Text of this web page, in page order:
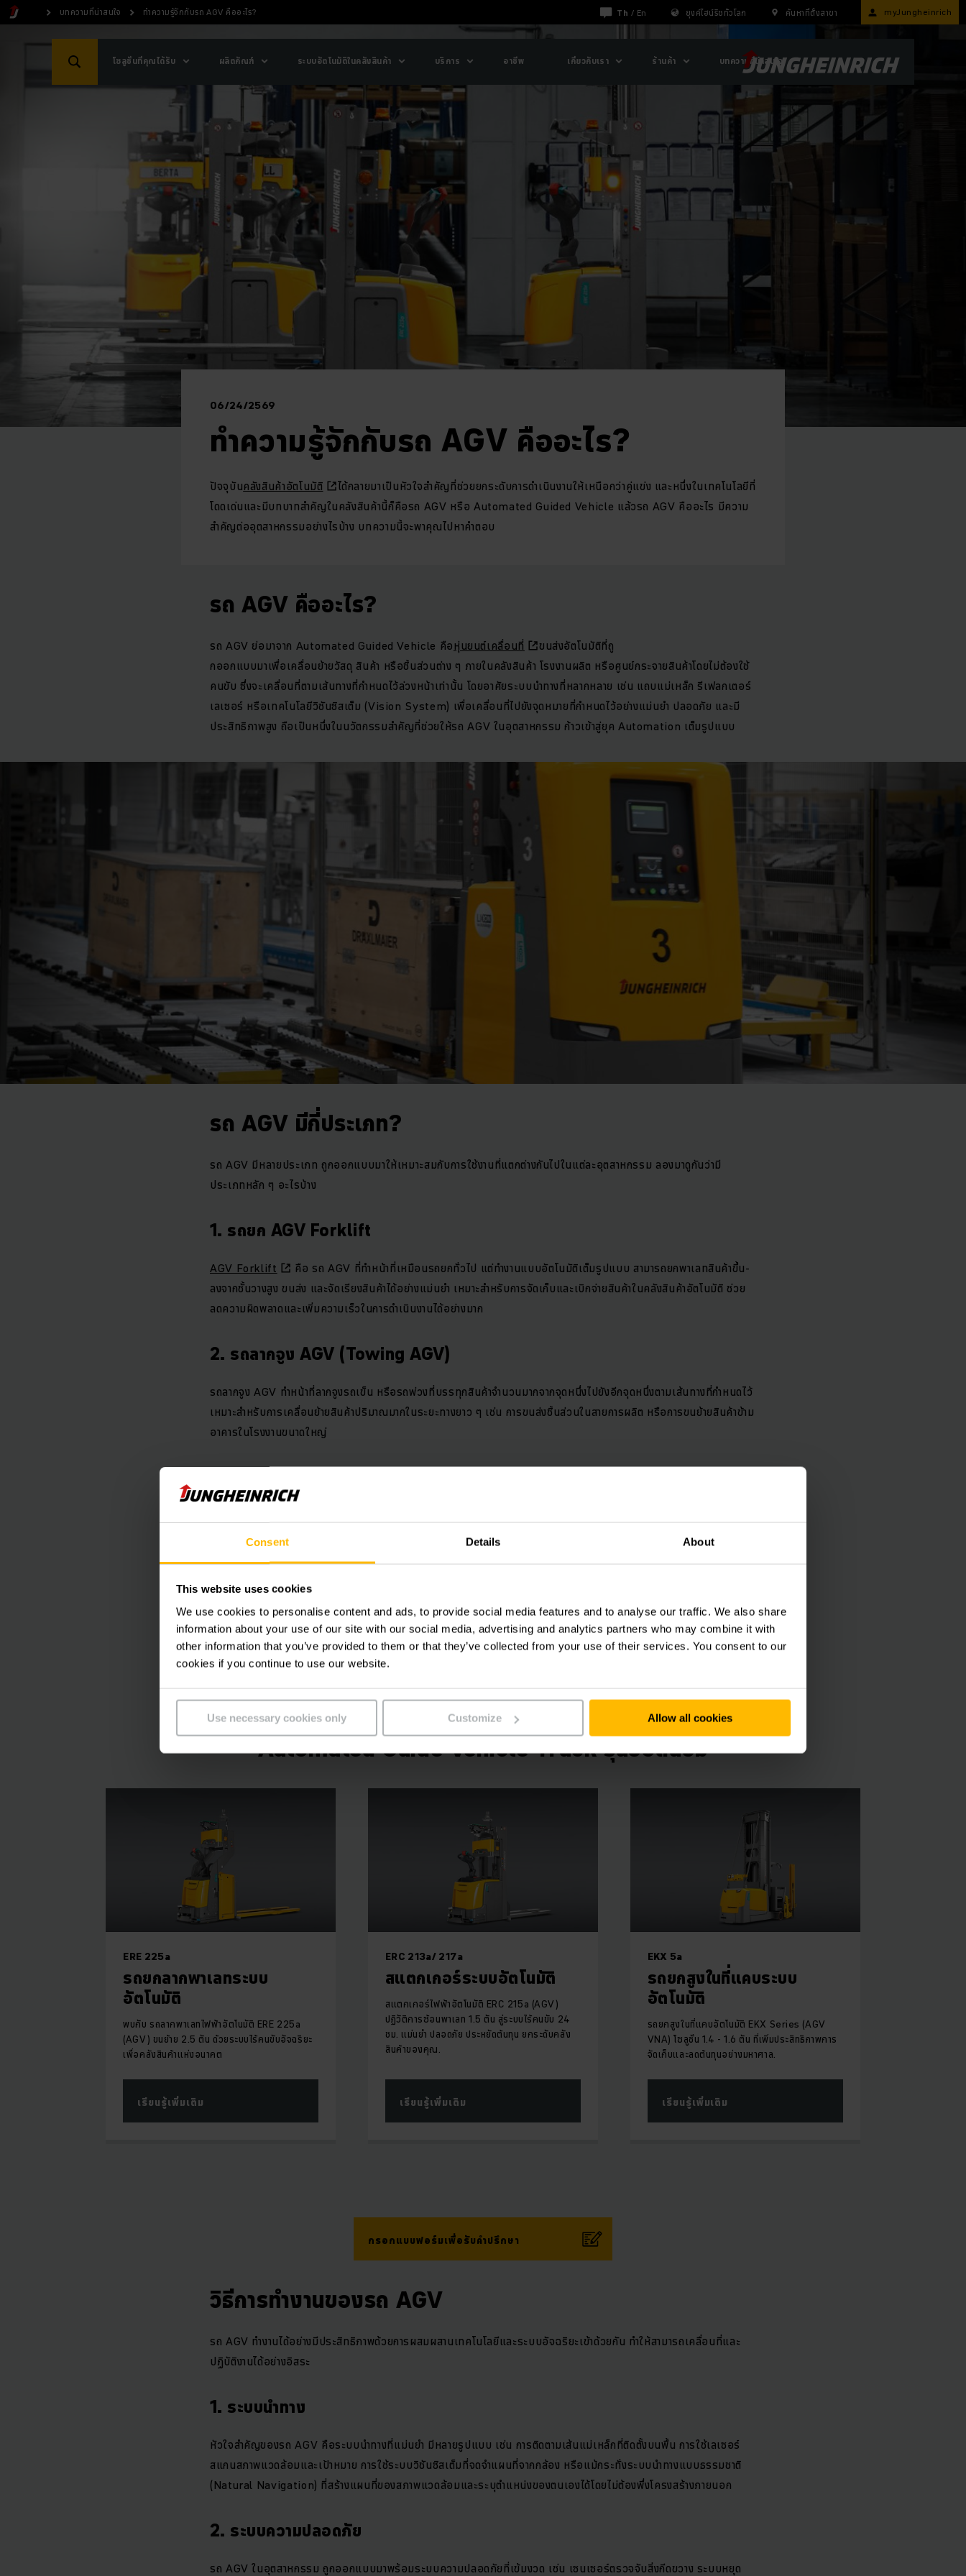
Consent Details About
This website uses cookies
We use cookies to personalise content and ads, to provide social media features and to analyse our traffic. We also share
information about your use of our site with our social media, advertising and analytics partners who may combine it with
other information that you’ve provided to them or that they’ve collected from your use of their services. You consent to our
cookies if you continue to use our website.
Use necessary cookies only Customize Allow all cookies
บทความที่น่าสนใจ ทำความรู้จักกับรถ AGV คืออะไร? Th / En ยุงค์ไฮน์ริชทั่วโลก ค้นหาที่ตั้งสาขา myJungheinrich
โซลูชั่นที่คุณได้รับ ผลิตภัณฑ์ ระบบอัตโนมัติในคลังสินค้า บริการ อาชีพ เกี่ยวกับเรา ร้านค้า บทความที่น่าสนใจ
06/24/2569
ทำความรู้จักกับรถ AGV คืออะไร?
ปัจจุบันคลังสินค้าอัตโนมัติ
ได้กลายมาเป็นหัวใจสำคัญที่ช่วยยกระดับการดำเนินงานให้เหนือกว่าคู่แข่ง และหนึ่งในเทคโนโลยีที่
โดดเด่นและมีบทบาทสำคัญในคลังสินค้านี้ก็คือรถ AGV หรือ Automated Guided Vehicle แล้วรถ AGV คืออะไร มีความ
สำคัญต่ออุตสาหกรรมอย่างไรบ้าง บทความนี้จะพาคุณไปหาคำตอบ
รถ AGV คืออะไร?
รถ AGV ย่อมาจาก Automated Guided Vehicle คือหุ่นยนต์เคลื่อนที่
ขนส่งอัตโนมัติที่ถู
กออกแบบมาเพื่อเคลื่อนย้ายวัสดุ สินค้า หรือชิ้นส่วนต่าง ๆ ภายในคลังสินค้า โรงงานผลิต หรือศูนย์กระจายสินค้าโดยไม่ต้องใช้
คนขับ ซึ่งจะเคลื่อนที่ตามเส้นทางที่กำหนดไว้ล่วงหน้าเท่านั้น โดยอาศัยระบบนำทางที่หลากหลาย เช่น แถบแม่เหล็ก รีเฟลกเตอร์
เลเซอร์ หรือเทคโนโลยีวิชันซิสเต็ม (Vision System) เพื่อเคลื่อนที่ไปยังจุดหมายที่กำหนดไว้อย่างแม่นยำ ปลอดภัย และมี
ประสิทธิภาพสูง ถือเป็นหนึ่งในนวัตกรรมสำคัญที่ช่วยให้รถ AGV ในอุตสาหกรรม ก้าวเข้าสู่ยุค Automation เต็มรูปแบบ
รถ AGV มีกี่ประเภท?
รถ AGV มีหลายประเภท ถูกออกแบบมาให้เหมาะสมกับการใช้งานที่แตกต่างกันไปในแต่ละอุตสาหกรรม ลองมาดูกันว่ามี
ประเภทหลัก ๆ อะไรบ้าง
1. รถยก AGV Forklift
AGV Forklift
คือ รถ AGV ที่ทำหน้าที่เหมือนรถยกทั่วไป แต่ทำงานแบบอัตโนมัติเต็มรูปแบบ สามารถยกพาเลทสินค้าขึ้น-
ลงจากชั้นวางสูง ขนส่ง และจัดเรียงสินค้าได้อย่างแม่นยำ เหมาะสำหรับการจัดเก็บและเบิกจ่ายสินค้าในคลังสินค้าอัตโนมัติ ช่วย
ลดความผิดพลาดและเพิ่มความเร็วในการดำเนินงานได้อย่างมาก
2. รถลากจูง AGV (Towing AGV)
รถลากจูง AGV ทำหน้าที่ลากจูงรถเข็น หรือรถพ่วงที่บรรทุกสินค้าจำนวนมากจากจุดหนึ่งไปยังอีกจุดหนึ่งตามเส้นทางที่กำหนดไว้
เหมาะสำหรับการเคลื่อนย้ายสินค้าปริมาณมากในระยะทางยาว ๆ เช่น การขนส่งชิ้นส่วนในสายการผลิต หรือการขนย้ายสินค้าข้าม
อาคารในโรงงานขนาดใหญ่
ride AGV
รถเข็นนำทางอัตโนมัติ หรือ AGC (Automated Guided Cart) เป็นรถ AGV ขนาดเล็กที่มักใช้ในการเคลื่อนย้ายสินค้าหรือชิ้น
4. AGV แบบต่อหน่วย (Unit Load AGV)
AGV แบบต่อหน่วย เป็นรถ AGV ที่มีแพลตฟอร์มสำหรับวางสินค้าโดยตรง สามารถบรรทุกสินค้าได้ทั้งชิ้นเดียวหรือหลายชิ้น
ยกทั่วไป
Automated Guide Vehicle Truck รุ่นยอดนิยม
ERE 225a
รถยกลากพาเลทระบบ
อัตโนมัติ
พบกับ รถลากพาเลทไฟฟ้าอัตโนมัติ ERE 225a
(AGV) ขนย้าย 2.5 ตัน ด้วยระบบไร้คนขับอัจฉริยะ
เพื่อคลังสินค้าแห่งอนาคต
เรียนรู้เพิ่มเติม
ERC 213a/ 217a
สแตกเกอร์ระบบอัตโนมัติ
สแตกเกอร์ไฟฟ้าอัตโนมัติ ERC 215a (AGV)
ปฏิวัติการซ้อนพาเลท 1.5 ตัน สู่ระบบไร้คนขับ 24
ชม. แม่นยำ ปลอดภัย ประหยัดต้นทุน ยกระดับคลัง
สินค้าของคุณ.
เรียนรู้เพิ่มเติม
EKX 5a
รถยกสูงในที่แคบระบบ
อัตโนมัติ
รถยกสูงในที่แคบอัตโนมัติ EKX Series (AGV
VNA) โซลูชั่น 1.4 - 1.6 ตัน ที่เพิ่มประสิทธิภาพการ
จัดเก็บและลดต้นทุนอย่างมหาศาล.
เรียนรู้เพิ่มเติม
กรอกแบบฟอร์มเพื่อรับคำปรึกษา
วิธีการทำงานของรถ AGV
รถ AGV ทำงานได้อย่างมีประสิทธิภาพด้วยการผสมผสานเทคโนโลยีและระบบอัจฉริยะเข้าด้วยกัน ทำให้สามารถเคลื่อนที่และ
ปฏิบัติงานได้อย่างอิสระ
1. ระบบนำทาง
หัวใจสำคัญของรถ AGV คือระบบนำทางที่แม่นยำ มีหลายรูปแบบ เช่น การติดตามเส้นแม่เหล็กที่ติดตั้งบนพื้น การใช้เลเซอร์
สแกนสภาพแวดล้อมและเป้าหมาย การใช้ระบบวิชันซิสเต็มที่จดจำแผนที่จากกล้อง หรือแม้กระทั่งระบบนำทางแบบธรรมชาติ
(Natural Navigation) ที่สร้างแผนที่ของสภาพแวดล้อมและระบุตำแหน่งของตนเองได้โดยไม่ต้องพึ่งโครงสร้างภายนอก
2. ระบบความปลอดภัย
รถ AGV ในอุตสาหกรรม ถูกออกแบบมาพร้อมระบบความปลอดภัยที่เข้มงวด เช่น เซนเซอร์ตรวจจับสิ่งกีดขวาง ระบบหยุด